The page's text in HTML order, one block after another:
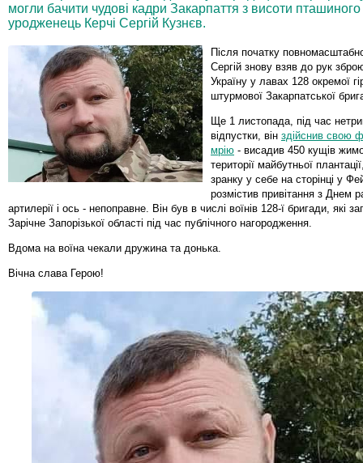
могли бачити чудові кадри Закарпаття з висоти
уродженець Керчі Сергій Кузнєв.
Після початку
Сергій знову взяв до рук
Україну у лавах 128 окремої
штурмової Закарпатської
Ще 1 листопада, під час
відпустки, він здійснив свою
мрію - висадив 450 кущів
території майбутньої
зранку у себе на сторінці у
розмістив привітання з Днем
артилерії і ось - непоправне. Він був в числі воїнів 128-ї бригади, які
Зарічне Запорізької області під час публічного нагородження.
Вдома на воїна чекали дружина та донька.
Вічна слава Герою!